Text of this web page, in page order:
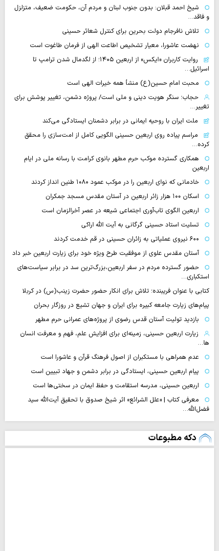
شیخ احمد قبلان: بدون جنوب لبنان و مردم آن، حکومت ضعیف، متزلزل
و فاقد…
تلاش نافرجام دولت بحرین برای کنترل شعائر حسینی
نهضت عاشورا، معیار تشخیص اطاعت الهی از فرمان طاغوت است
روایت‌ کاربران «ایکس» از اربعین ۱۴۰۵؛ از لگدمال شدن ترامپ تا
اسرائیل…
محبت امام حسین(ع) منشأ همه خیرات الهی است
حجاب؛ سنگر هویت دینی و ملی است/ پروژه دشمن، تغییر پوشش برای
تغییر…
ملت ایران با روحیه ایمانی در برابر دشمنان ایستادگی می‌کند
مراسم پیاده روی اربعین حسینی الگویی کامل از امت‌سازی را محقق
کرده…
همکاری گسترده موکب حرم مطهر بانوی کرامت با رسانه ملی در ایام
اربعین
خادمانی که نوای اربعین را در موکب عمود ۱۰۸۰ طنین انداز کردند
اسکان ۱۰۰ هزار زائر اربعین در آستان مقدس مسجد جمکران
اربعین الگوی تاب‌آوری اجتماعی شیعه در عصر آخرالزمان است
تسلیت استاد حسینی گرگانی به آیت الله اراکی
۶۰۰ نیروی عملیاتی به زائران حسینی در قم خدمت کردند
آستان مقدس علوی از موفقیت طرح ویژه خود برای زیارت اربعین خبر داد
حضور گسترده مردم در سفر اربعین،بزرگ‌ترین سد در برابر سیاست‌های
استکباری…
کتابی با عنوان فریبنده؛ تلاش برای انکار حضور حضرت زینب(س) در کربلا
پیام‌های زیارت جامعه کبیره برای ایران و جهان تشیع در روزگار بحران
بازدید تولیت آستان قدس رضوی از پروژه‌های عمرانی حرم مطهر
زیارت اربعین حسینی، زمینه‌ای برای افزایش علم، فهم و معرفت انسان
ها…
عدم همراهی با مستکبران از اصول فرهنگ قرآن و عاشورا است
پیام اربعین حسینی، ایستادگی در برابر دشمن و جهاد تبیین است
اربعین حسینی، مدرسه استقامت و حفظ ایمان در سختی‌ها است
معرفی کتاب | «علل الشرائع» اثر شیخ صدوق با تحقیق آیت‌الله سید
فضل‌الله…
دکه مطبوعات